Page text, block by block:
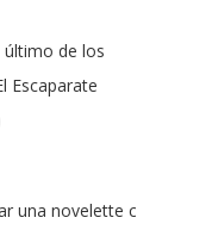
último de los
Escaparate
una novelette con